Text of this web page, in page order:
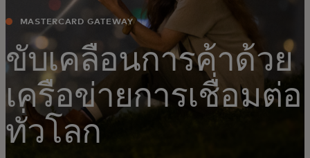
MASTERCARD GATEWAY
ขับเคลื่อนการค้าด้วย
เครือข่ายการเชื่อมต่อ
ทั่วโลก